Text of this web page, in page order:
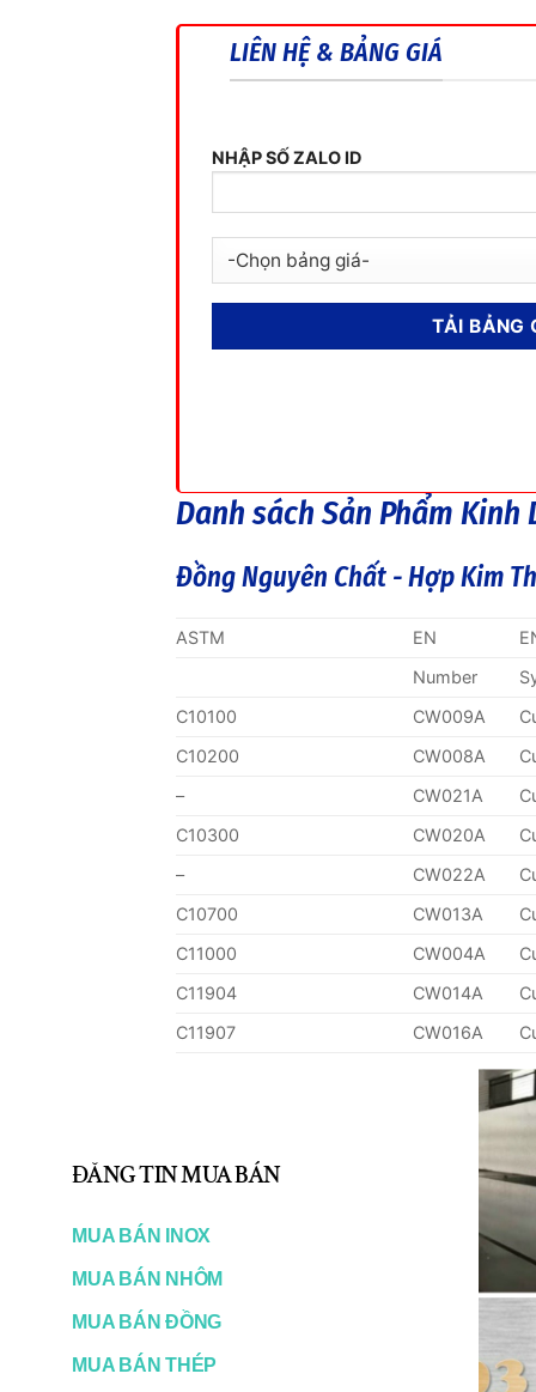
LIÊN HỆ & BẢNG GIÁ
NHẬP SỐ ZALO ID
Danh sách Sản Phẩm Kinh
Đồng Nguyên Chất - Hợp Kim
ASTM EN
Number
C10100
CW009A
C10200
CW008A
–
CW021A
C10300
CW020A
–
CW022A
C10700
CW013A
C11000
CW004A
C11904
CW014A
C11907
CW016A
CW128C
CW127C
C14415
C14500
C15000
C18150
CW106C
ĐĂNG TIN MUA BÁN
MUA BÁN INOX
MUA BÁN NHÔM
MUA BÁN ĐỒNG
MUA BÁN THÉP